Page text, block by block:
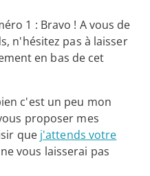
1 : Bravo ! A vous de
n'hésitez pas à laisser
en bas de cet
c'est un peu mon
proposer mes
que j'attends votre
vous laisserai pas